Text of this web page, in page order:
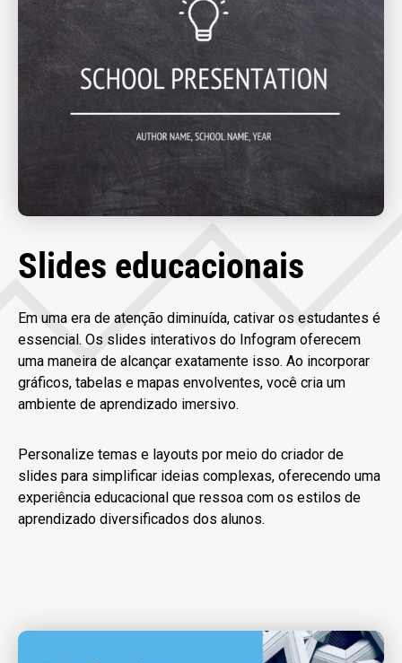
Slides educacionais
Em uma era de atenção diminuída, cativar os estudantes é
essencial. Os slides interativos do Infogram oferecem
uma maneira de alcançar exatamente isso. Ao incorporar
gráficos, tabelas e mapas envolventes, você cria um
ambiente de aprendizado imersivo.
Personalize temas e layouts por meio do criador de
slides para simplificar ideias complexas, oferecendo uma
experiência educacional que ressoa com os estilos de
aprendizado diversificados dos alunos.